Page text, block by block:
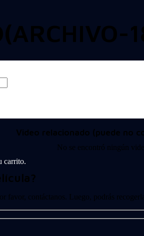
carrito.
Video relacionado (puede no
No se encontró ningún
favor, contáctanos. Luego, podrás